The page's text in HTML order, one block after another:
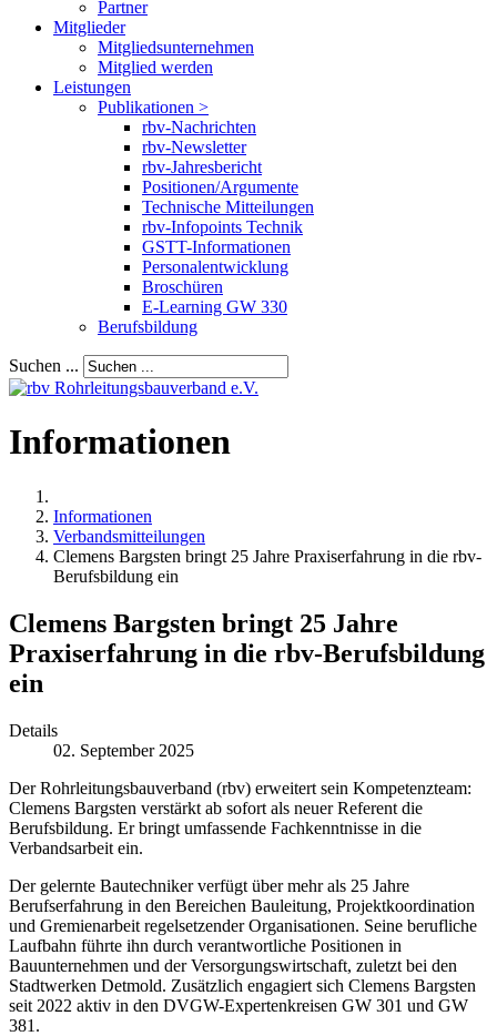
Partner
Mitglieder
Mitgliedsunternehmen
Mitglied werden
Leistungen
Publikationen >
rbv-Nachrichten
rbv-Newsletter
rbv-Jahresbericht
Positionen/Argumente
Technische Mitteilungen
rbv-Infopoints Technik
GSTT-Informationen
Personalentwicklung
Broschüren
E-Learning GW 330
Berufsbildung
Suchen ...
Informationen
Informationen
Verbandsmitteilungen
Clemens Bargsten bringt 25 Jahre Praxiserfahrung in die rbv-
Berufsbildung ein
Clemens Bargsten bringt 25 Jahre
Praxiserfahrung in die rbv-Berufsbildung
ein
Details
02. September 2025
Der Rohrleitungsbauverband (rbv) erweitert sein Kompetenzteam:
Clemens Bargsten verstärkt ab sofort als neuer Referent die
Berufsbildung. Er bringt umfassende Fachkenntnisse in die
Verbandsarbeit ein.
Der gelernte Bautechniker verfügt über mehr als 25 Jahre
Berufserfahrung in den Bereichen Bauleitung, Projektkoordination
und Gremienarbeit regelsetzender Organisationen. Seine berufliche
Laufbahn führte ihn durch verantwortliche Positionen in
Bauunternehmen und der Versorgungswirtschaft, zuletzt bei den
Stadtwerken Detmold. Zusätzlich engagiert sich Clemens Bargsten
seit 2022 aktiv in den DVGW-Expertenkreisen GW 301 und GW
381.